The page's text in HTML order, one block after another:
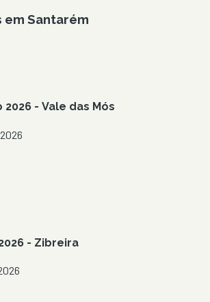
em Santarém
- Vale das Mós
- Zibreira